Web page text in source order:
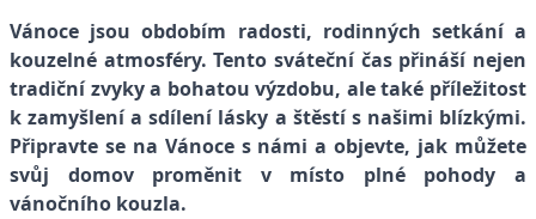
Vánoce jsou obdobím radosti, rodinných setkání a
kouzelné atmosféry. Tento sváteční čas přináší nejen
tradiční zvyky a bohatou výzdobu, ale také příležitost
k zamyšlení a sdílení lásky a štěstí s našimi blízkými.
Připravte se na Vánoce s námi a objevte, jak můžete
svůj domov proměnit v místo plné pohody a
vánočního kouzla.